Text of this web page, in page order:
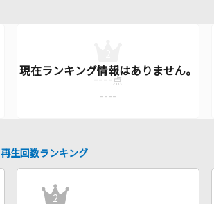
---- 点
----
再生回数ランキング
2